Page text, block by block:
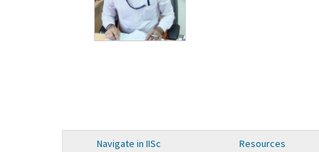
Navigate in IISc Resources